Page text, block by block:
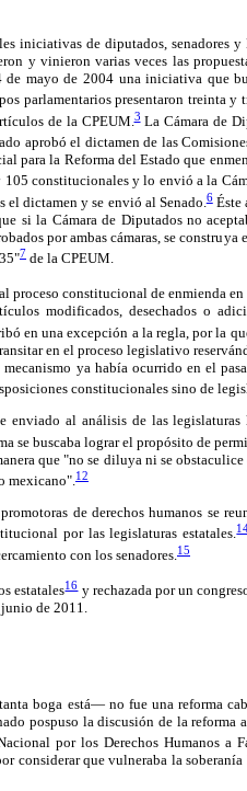
iniciativas de diputados, senadores
y vinieron varias veces las
mayo de 2004 una iniciativa que
parlamentarios presentaron treinta y
de la CPEUM.3La Cámara de
aprobó el dictamen de las
para la Reforma del Estado que
constitucionales y lo envió a la
el dictamen y se envió al Senado.6Éste
si la Cámara de Diputados no
por ambas cámaras, se
7 de la CPEUM.
proceso constitucional de enmienda
modificados, desechados o
en una excepción a la regla, por la
en el proceso legislativo
ya había ocurrido en el
constitucionales sino de
enviado al análisis de las
se buscaba lograr el propósito de
que "no se diluya ni se
mexicano". 12
de derechos humanos se
por las legislaturas estatales.
con los senadores. 15
estatales16y rechazada por un
de 2011.
boga está— no fue una reforma
pospuso la discusión de la reforma
por los Derechos Humanos a
considerar que vulneraba la